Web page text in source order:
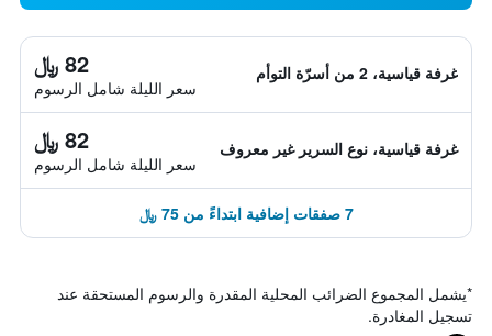
غرفة قياسية، 2 من أسرّة التوأم 82 ﷼
سعر الليلة شامل الرسوم
غرفة قياسية، نوع السرير غير معروف 82 ﷼
سعر الليلة شامل الرسوم
7 صفقات إضافية ابتداءً من 75 ﷼
*يشمل المجموع الضرائب المحلية المقدرة والرسوم المستحقة عند
تسجيل المغادرة.